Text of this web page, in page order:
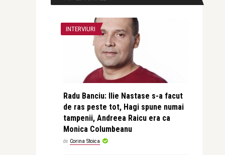
INTERVIURI
Radu Banciu: Ilie Nastase s-a facut
de ras peste tot, Hagi spune numai
tampenii, Andreea Raicu era ca
Monica Columbeanu
de Corina Stoica